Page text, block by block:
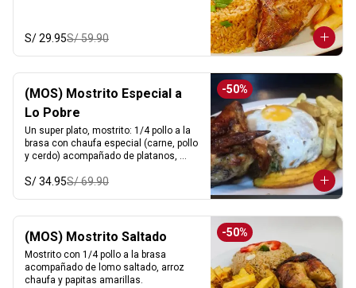
S/ 29.95S/ 59.90
-50%
(MOS) Mostrito Especial a
Lo Pobre
Un super plato, mostrito: 1/4 pollo a la
brasa con chaufa especial (carne, pollo
y cerdo) acompañado de platanos,
S/ 34.95S/ 69.90
-50%
(MOS) Mostrito Saltado
Mostrito con 1/4 pollo a la brasa
acompañado de lomo saltado, arroz
chaufa y papitas amarillas.